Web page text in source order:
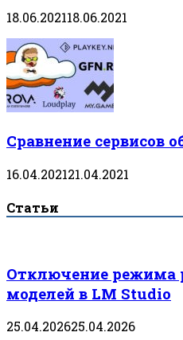
18.06.202118.06.2021
Сравнение сервисов
16.04.202121.04.2021
Статьи
Отключение
моделей в LM Studio
25.04.202625.04.2026